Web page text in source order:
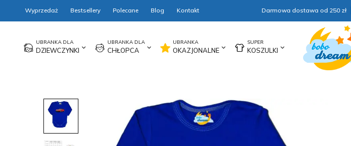
Wyprzedaż Bestsellery Polecane Blog Kontakt Darmowa dostawa od 250 zł
DZIEWCZYNKI CHŁOPCA OKAZJONALNE KOSZULKI